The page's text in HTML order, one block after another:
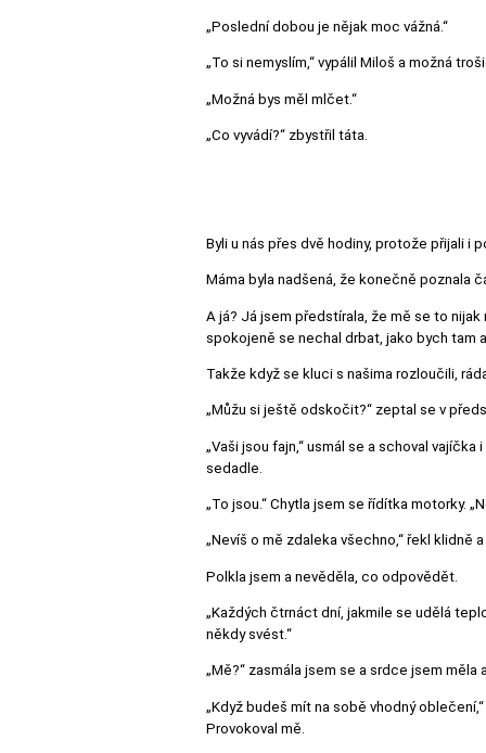
„Poslední dobou je nějak moc vážná.“
„To si nemyslím,“ vypálil Miloš a možná
„Možná bys měl mlčet.“
„Co vyvádí?“ zbystřil táta.
Byli u nás přes dvě hodiny, protože přijali i
Máma byla nadšená, že konečně poznala
A já? Já jsem předstírala, že mě se to
spokojeně se nechal drbat, jako bych tam
Takže když se kluci s našima rozloučili,
„Můžu si ještě odskočit?“ zeptal se v
„Vaši jsou fajn,“ usmál se a schoval
sedadle.
„To jsou.“ Chytla jsem se řídítka motorky.
„Nevíš o mě zdaleka všechno,“ řekl klidně
Polkla jsem a nevěděla, co odpovědět.
„Každých čtrnáct dní, jakmile se udělá
někdy svést.“
„Mě?“ zasmála jsem se a srdce jsem měla
„Když budeš mít na sobě vhodný
Provokoval mě.